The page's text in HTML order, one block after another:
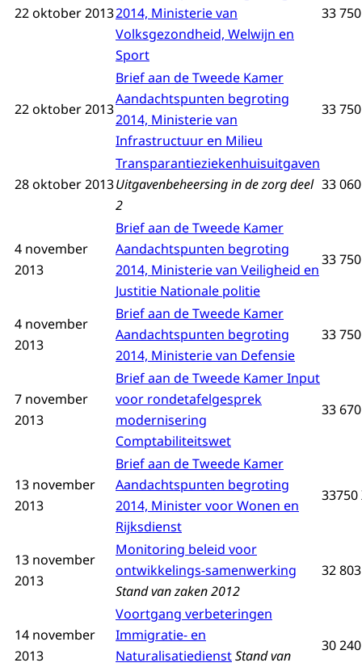
22 oktober 20132014, Ministerie van
Volksgezondheid, Welwijn en
Sport
33
22 oktober 2013
Brief aan de Tweede Kamer
Aandachtspunten begroting
2014, Ministerie van
Infrastructuur en Milieu
33
28 oktober 2013
Transparantieziekenhuisuitgaven
Uitgavenbeheersing in de zorg deel
2
33
4 november
2013
Brief aan de Tweede Kamer
Aandachtspunten begroting
2014, Ministerie van Veiligheid en
Justitie Nationale politie
33
4 november
2013
Brief aan de Tweede Kamer
Aandachtspunten begroting
2014, Ministerie van Defensie
33
7 november
2013
Brief aan de Tweede Kamer Input
voor rondetafelgesprek
modernisering
Comptabiliteitswet
33
13 november
2013
Brief aan de Tweede Kamer
Aandachtspunten begroting
2014, Minister voor Wonen en
Rijksdienst
33750
13 november
2013
Monitoring beleid voor
ontwikkelings-samenwerking
Stand van zaken 2012
32
14 november
2013
Voortgang verbeteringen
Immigratie- en
NaturalisatiedienstStand van
30